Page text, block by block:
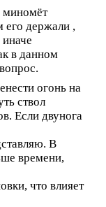
миномёт
его держали ,
в данном
огонь на
ствол
Если двунога
В
времени,
что влияет